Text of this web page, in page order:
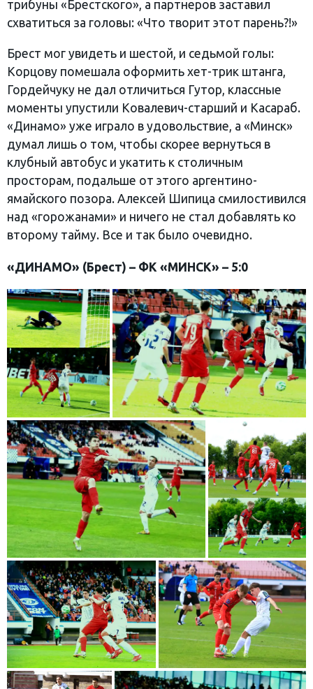
трибуны «Брестского», а партнеров заставил
схватиться за головы: «Что творит этот парень?!»
Брест мог увидеть и шестой, и седьмой голы:
Корцову помешала оформить хет-трик штанга,
Гордейчуку не дал отличиться Гутор, классные
моменты упустили Ковалевич-старший и Касараб.
«Динамо» уже играло в удовольствие, а «Минск»
думал лишь о том, чтобы скорее вернуться в
клубный автобус и укатить к столичным
просторам, подальше от этого аргентино-
ямайского позора. Алексей Шипица смилостивился
над «горожанами» и ничего не стал добавлять ко
второму тайму. Все и так было очевидно.
«ДИНАМО» (Брест) – ФК «МИНСК» – 5:0